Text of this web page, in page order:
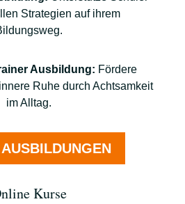
Strategien auf ihrem
Ausbildung: Fördere
Ruhe durch Achtsamkeit
im Alltag.
Kurse